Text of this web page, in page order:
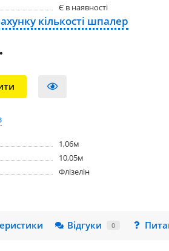
Є в наявності
кількості шпалер
1,06м
10,05м
Флізелін
Відгуки 0